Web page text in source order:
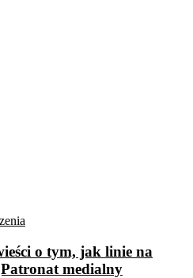
o tym, jak linie na
medialny